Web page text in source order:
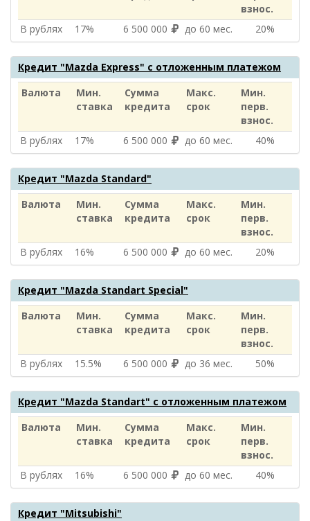
взнос.
В рублях
17% 6 500 000 до 60 мес. 20%
Кредит "Mazda Express" с отложенным платежом
Валюта
Мин.
ставка
Сумма
кредита
Макс.
срок
Мин.
перв.
взнос.
В рублях
17% 6 500 000 до 60 мес. 40%
Кредит "Mazda Standard"
Валюта
Мин.
ставка
Сумма
кредита
Макс.
срок
Мин.
перв.
взнос.
В рублях
16% 6 500 000 до 60 мес. 20%
Кредит "Mazda Standart Special"
Валюта
Мин.
ставка
Сумма
кредита
Макс.
срок
Мин.
перв.
взнос.
В рублях
15.5% 6 500 000 до 36 мес. 50%
Кредит "Mazda Standart" с отложенным платежом
Валюта
Мин.
ставка
Сумма
кредита
Макс.
срок
Мин.
перв.
взнос.
В рублях
16% 6 500 000 до 60 мес. 40%
Кредит "Mitsubishi"